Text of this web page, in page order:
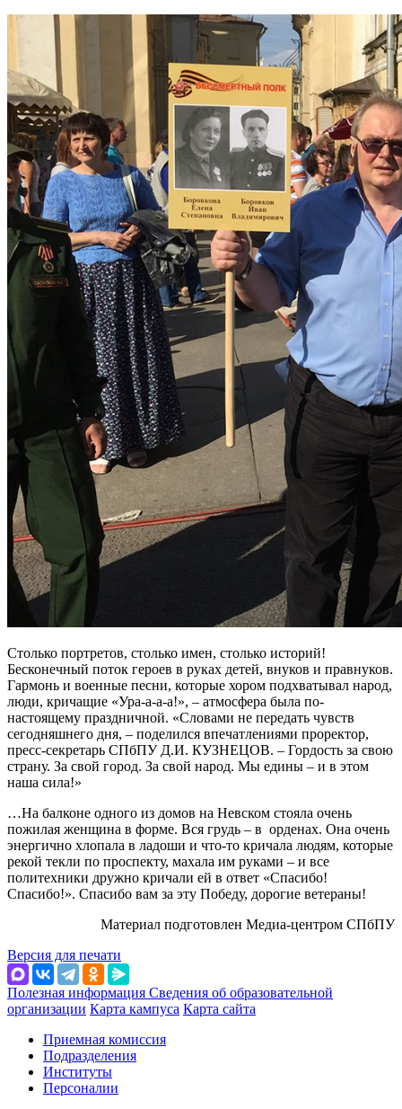
Столько портретов, столько имен, столько историй!
Бесконечный поток героев в руках детей, внуков и правнуков.
Гармонь и военные песни, которые хором подхватывал народ,
люди, кричащие «Ура-а-а-а!», – атмосфера была по-
настоящему праздничной. «Словами не передать чувств
сегодняшнего дня, – поделился впечатлениями проректор,
пресс-секретарь СПбПУ Д.И. КУЗНЕЦОВ. – Гордость за свою
страну. За свой город. За свой народ. Мы едины – и в этом
наша сила!»
…На балконе одного из домов на Невском стояла очень
пожилая женщина в форме. Вся грудь – в орденах. Она очень
энергично хлопала в ладоши и что-то кричала людям, которые
рекой текли по проспекту, махала им руками – и все
политехники дружно кричали ей в ответ «Спасибо!
Спасибо!». Спасибо вам за эту Победу, дорогие ветераны!
Материал подготовлен Медиа-центром СПбПУ
Версия для печати
Полезная информация Сведения об образовательной
организации Карта кампуса Карта сайта
Приемная комиссия
Подразделения
Институты
Персоналии